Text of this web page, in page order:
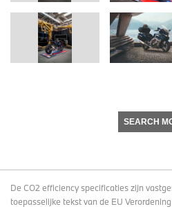
SEARCH
De CO2 efficiency specificaties zijn
toepasselijke tekst van de EU